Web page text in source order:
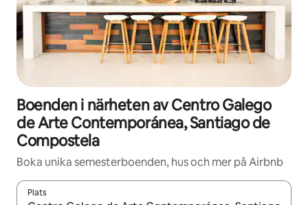
Boenden i närheten av Centro Galego
de Arte Contemporánea, Santiago de
Compostela
Boka unika semesterboenden, hus och mer på Airbnb
Plats